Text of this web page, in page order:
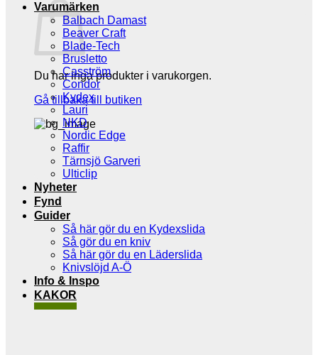
Du har inga produkter i varukorgen.
Gå tillbaka till butiken
Varumärken
Balbach Damast
Beaver Craft
Blade-Tech
Brusletto
Casström
Condor
Kydex
Lauri
NKD
Nordic Edge
Raffir
Tärnsjö Garveri
Ulticlip
Nyheter
Fynd
Guider
Så här gör du en Kydexslida
Så gör du en kniv
Så här gör du en Läderslida
Knivslöjd A-Ö
Info & Inspo
KAKOR